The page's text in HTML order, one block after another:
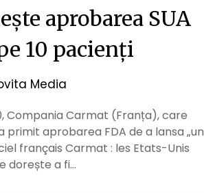
aprobarea SUA
10 pacienți
Media
Compania Carmat (Franța), care
aprobarea FDA de a lansa „un
français Carmat : les Etats-Unis
dorește a fi…